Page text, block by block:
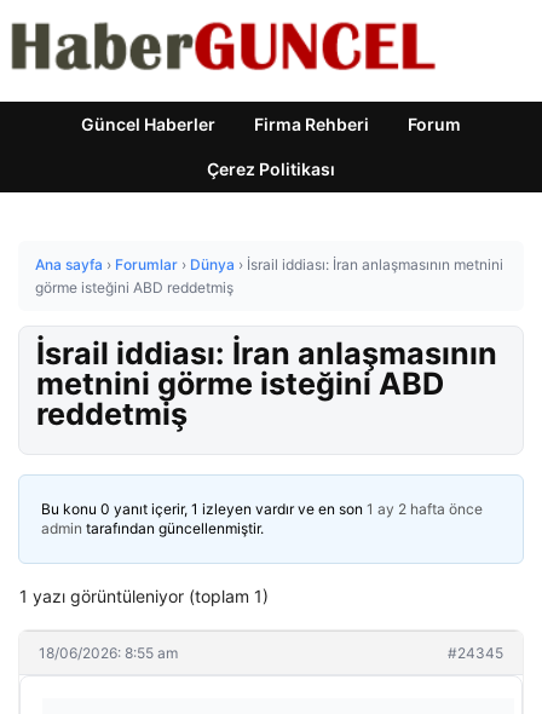
Güncel Haberler Firma Rehberi Forum
Çerez Politikası
Ana sayfa › Forumlar › Dünya › İsrail iddiası: İran anlaşmasının metnini
görme isteğini ABD reddetmiş
İsrail iddiası: İran anlaşmasının
metnini görme isteğini ABD
reddetmiş
Bu konu 0 yanıt içerir, 1 izleyen vardır ve en son 1 ay 2 hafta önce
admin tarafından güncellenmiştir.
1 yazı görüntüleniyor (toplam 1)
18/06/2026: 8:55 am #24345